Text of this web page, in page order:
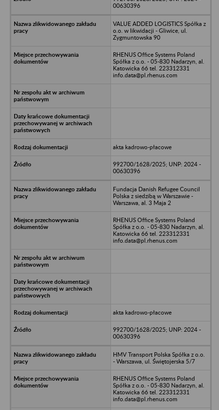
00630396
VALUE ADDED LOGISTICS Spółka z
o.o. w likwidacji - Gliwice, ul.
Zygmuntowska 90
RHENUS Office Systems Poland
Spółka z o.o. - 05-830 Nadarzyn, al.
Katowicka 66 tel. 223312331
info.data@pl.rhenus.com
akta kadrowo-płacowe
992700/1628/2025; UNP: 2024 -
00630396
Fundacja Danish Refugee Council
Polska z siedzibą w Warszawie -
Warszawa, al. 3 Maja 2
RHENUS Office Systems Poland
Spółka z o.o. - 05-830 Nadarzyn, al.
Katowicka 66 tel. 223312331
info.data@pl.rhenus.com
akta kadrowo-płacowe
992700/1628/2025; UNP: 2024 -
00630396
HMV Transport Polska Spółka z o.o.
- Warszawa, ul. Świętojerska 5/7
RHENUS Office Systems Poland
Spółka z o.o. - 05-830 Nadarzyn, al.
Katowicka 66 tel. 223312331
info.data@pl.rhenus.com